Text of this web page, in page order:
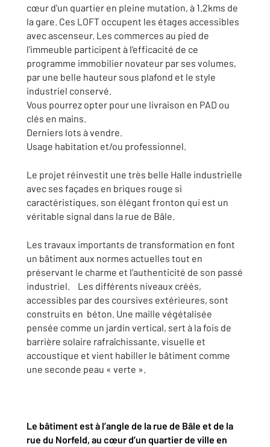
cœur d'un quartier en pleine mutation, à 1.2kms de
la gare. Ces LOFT occupent les étages accessibles
avec ascenseur. Les commerces au pied de
l'immeuble participent à l'efficacité de ce
programme immobilier novateur par ses volumes,
par une belle hauteur sous plafond et le style
industriel conservé.
Vous pourrez opter pour une livraison en PAD ou
clés en mains.
Derniers lots à vendre.
Usage habitation et/ou professionnel.
Le projet réinvestit une très belle Halle industrielle
avec ses façades en briques rouge si
caractéristiques, son élégant fronton qui est un
véritable signal dans la rue de Bâle.
Les travaux importants de transformation en font
un bâtiment aux normes actuelles tout en
préservant le charme et l’authenticité de son passé
industriel. Les différents niveaux créés,
accessibles par des coursives extérieures, sont
construits en béton. Une maille végétalisée
pensée comme un jardin vertical, sert à la fois de
barrière solaire rafraîchissante, visuelle et
accoustique et vient habiller le bâtiment comme
une seconde peau « verte ».
Le bâtiment est à l’angle de la rue de Bâle et de la
rue du Norfeld, au cœur d’un quartier de ville en